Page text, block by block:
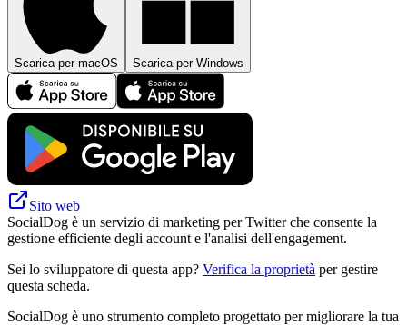
Scarica per macOS Scarica per Windows
Sito web
SocialDog è un servizio di marketing per Twitter che consente la
gestione efficiente degli account e l'analisi dell'engagement.
Sei lo sviluppatore di questa app? Verifica la proprietà per gestire
questa scheda.
SocialDog è uno strumento completo progettato per migliorare la tua